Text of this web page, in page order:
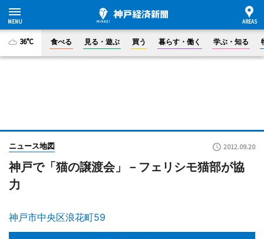
36°C 食べる 見る・遊ぶ 買う 暮らす・働く 学ぶ・知る
ニュース地図 2012.09.20
神戸で「猫の譲渡会」－フェリシモ猫部が協
力
神戸市中央区浪花町59